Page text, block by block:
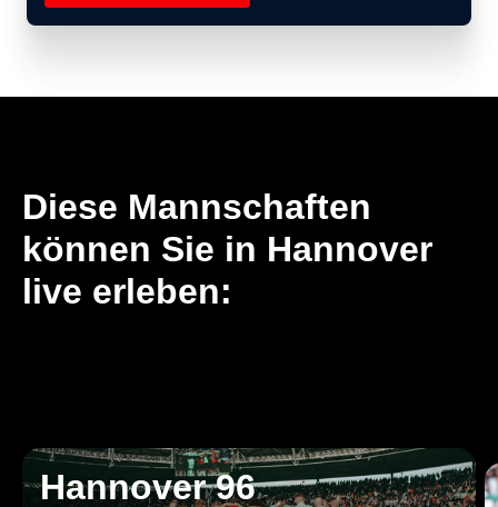
Diese Mannschaften
können Sie in Hannover
live erleben:
Hannover 96